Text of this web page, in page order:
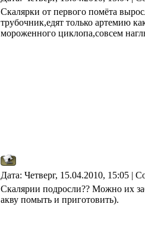
Скалярки от первого помёта
трубочник,едят только артемию
мороженного циклопа,совсем
Дата: Четверг, 15.04.2010, 15:05 |
Скалярии подросли?? Можно их
акву помыть и приготовить).